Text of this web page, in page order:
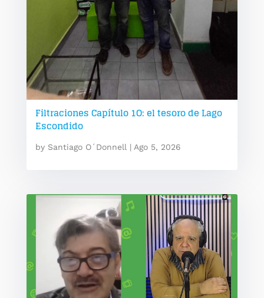
Filtraciones Capítulo 1O: el tesoro de Lago
Escondido
by Santiago O´Donnell| Ago 5, 2026